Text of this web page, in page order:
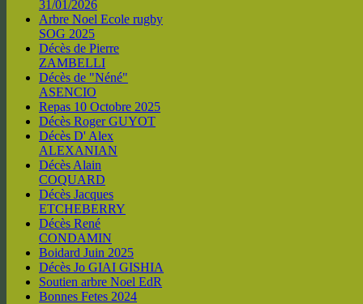
31/01/2026
Arbre Noel Ecole rugby
SOG 2025
Décès de Pierre
ZAMBELLI
Décès de "Néné"
ASENCIO
Repas 10 Octobre 2025
Décès Roger GUYOT
Décès D' Alex
ALEXANIAN
Décès Alain
COQUARD
Décès Jacques
ETCHEBERRY
Décès René
CONDAMIN
Boidard Juin 2025
Décès Jo GIAI GISHIA
Soutien arbre Noel EdR
Bonnes Fetes 2024